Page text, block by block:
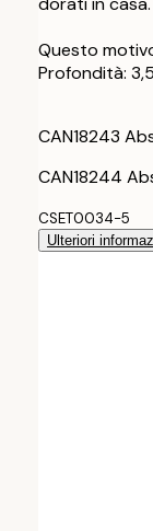
50x70
30x40
Questo
Profondità:
CAN18243
CAN18244
CSET0034-5
Ulteriori